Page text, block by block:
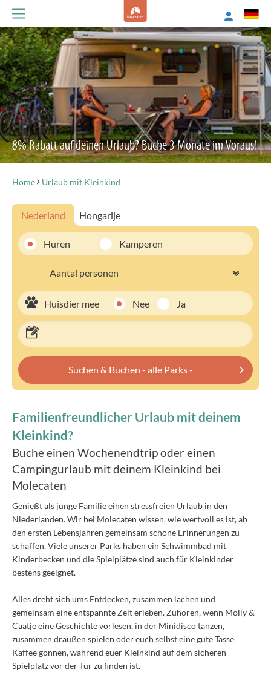
8% Rabatt auf deinen Urlaub? Buche 3 Monate im Voraus!
Home Urlaub mit Kleinkind
Nederland Hongarije
Huren Kamperen
Huisdier mee Nee Ja
Suchen & Buchen - alle Parks -
Familienfreundlicher Urlaub mit deinem
Kleinkind?
Buche einen Wochenendtrip oder einen
Campingurlaub mit deinem Kleinkind bei
Molecaten
Genießt als junge Familie einen stressfreien Urlaub in den
Niederlanden. Wir bei Molecaten wissen, wie wertvoll es ist, ab
den ersten Lebensjahren gemeinsam schöne Erinnerungen zu
schaffen. Viele unserer Parks haben ein Schwimmbad mit
Kinderbecken und die Spielplätze sind auch für Kleinkinder
bestens geeignet.
Alles dreht sich ums Entdecken, zusammen lachen und
gemeinsam eine entspannte Zeit erleben. Zuhören, wenn Molly &
Caatje eine Geschichte vorlesen, in der Minidisco tanzen,
zusammen draußen spielen oder euch selbst eine gute Tasse
Kaffee gönnen, während euer Kleinkind auf dem sicheren
Spielplatz vor der Tür zu finden ist.